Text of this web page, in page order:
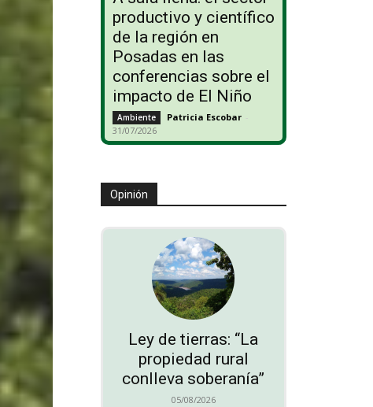
productivo y científico
de la región en
Posadas en las
conferencias sobre el
impacto de El Niño
Ambiente Patricia Escobar -
31/07/2026
Opinión
Ley de tierras: “La
propiedad rural
conlleva soberanía”
05/08/2026